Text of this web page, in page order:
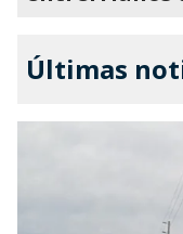
Últimas